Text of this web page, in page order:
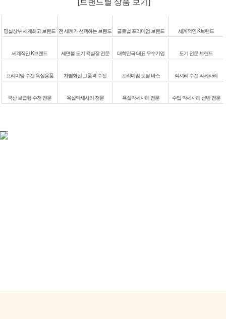
명실상부 세계최고 브랜드 전 세계가 선택하는 브랜드 글로벌 프리미엄 브랜드 세계적인 K브랜드
세계적인 K브랜드 세면볼 도기 욕실장 전문 대학민국 대표 우수기업 도기 전문 브랜드
프리미엄 수전 욕실용품 차별화된 고품격 수전 프리미엄 토탈 바스 럭셔리 수전 악세사리
국산 보급형 수전 전문 욕실악세사리 전문 욕실악세사리 전문 수입 악세사리 선반 전문